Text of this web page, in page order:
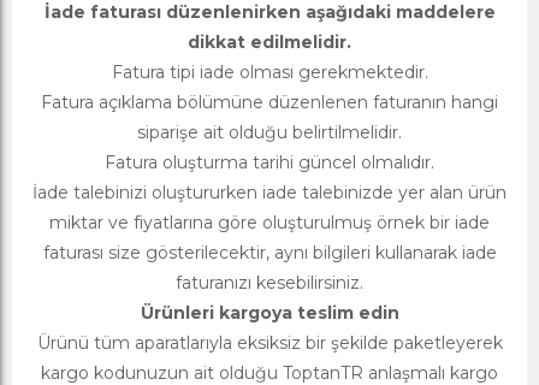
İade faturası düzenlenirken aşağıdaki maddelere
dikkat edilmelidir.
Fatura tipi iade olması gerekmektedir.
Fatura açıklama bölümüne düzenlenen faturanın hangi
siparişe ait olduğu belirtilmelidir.
Fatura oluşturma tarihi güncel olmalıdır.
İade talebinizi oluştururken iade talebinizde yer alan ürün
miktar ve fiyatlarına göre oluşturulmuş örnek bir iade
faturası size gösterilecektir, aynı bilgileri kullanarak iade
faturanızı kesebilirsiniz.
Ürünleri kargoya teslim edin
Ürünü tüm aparatlarıyla eksiksiz bir şekilde paketleyerek
kargo kodunuzun ait olduğu ToptanTR anlaşmalı kargo